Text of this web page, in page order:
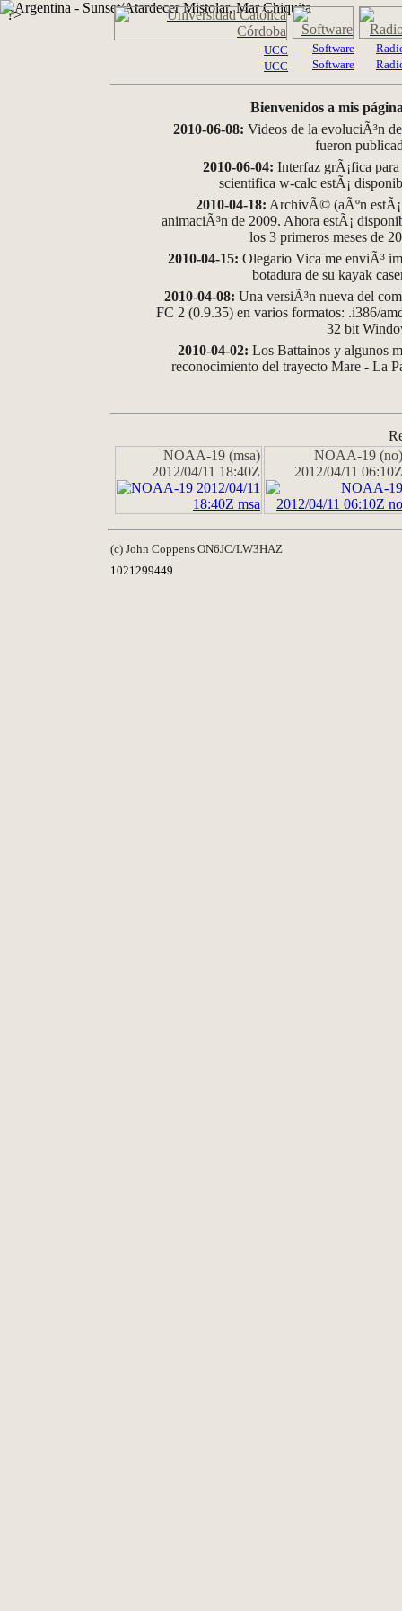
?>
UCC
UCC
Software
Software
Bienvenidos a mis
2010-06-08: Videos de la evoluciÃ³n
fueron
2010-06-04: Interfaz grÃ¡fica
scientifica w-calc estÃ¡
2010-04-18: ArchivÃ© (aÃºn
animaciÃ³n de 2009. Ahora estÃ¡
los 3 primeros meses de
2010-04-15: Olegario Vica me enviÃ³
botadura de su kayak
2010-04-08: Una versiÃ³n nueva del
FC 2 (0.9.35) en varios formatos: .i386/
32 bit
2010-04-02: Los Battainos y algunos
reconocimiento del trayecto Mare - La
NOAA-19 (msa)
2012/04/11 18:40Z
NOAA-19 (no)
2012/04/11 06:10Z
(c) John Coppens ON6JC/LW3HAZ
1021299449